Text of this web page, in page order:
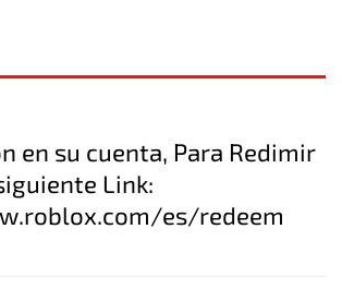
en su cuenta, Para Redimir
Link:
es/redeem